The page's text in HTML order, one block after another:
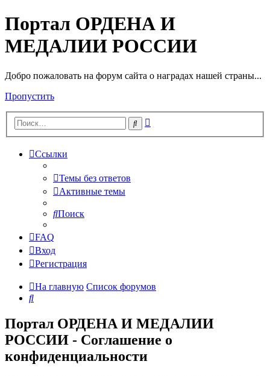
Портал ОРДЕНА И
МЕДАЛИИ РОССИИ
Добро пожаловать на форум сайта о наградах нашей страны...
Пропустить
Поиск
Ссылки
Темы без ответов
Активные темы
Поиск
FAQ
Вход
Регистрация
На главную Список форумов
Поиск
Портал ОРДЕНА И МЕДАЛИИ
РОССИИ - Соглашение о
конфиденциальности